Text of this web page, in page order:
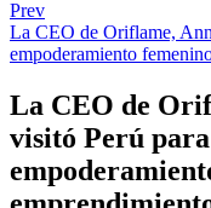
Prev
La CEO de Oriflame,
empoderamiento
La CEO de
visitó Perú